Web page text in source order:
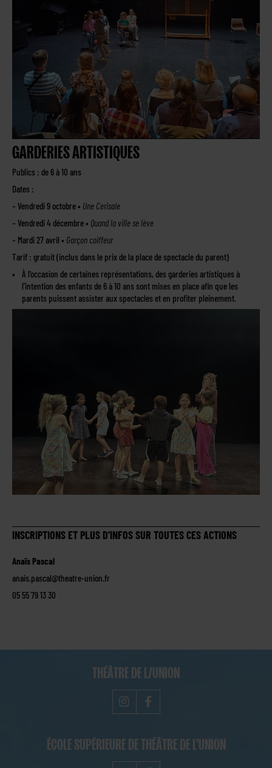
GARDERIES ARTISTIQUES
Publics : de 6 à 10 ans
Dates :
– Vendredi 9 octobre • Une Cerisaie
– Vendredi 4 décembre • Quand la ville se lève
– Mardi 27 avril • Garçon coiffeur
Tarif : gratuit (inclus dans le prix de la place de spectacle du parent)
À l’occasion de certaines représentations, des garderies artistiques à
l’intention des enfants de 6 à 10 ans sont mises en place afin que les
parents puissent assister aux spectacles et en profiter pleinement.
INSCRIPTIONS ET PLUS D’INFOS SUR TOUTES CES ACTIONS
Anaïs Pascal
anais.pascal@theatre-union.fr
05 55 79 13 30
THÉÂTRE DE L/UNION
ÉCOLE SUPÉRIEURE DE THÉÂTRE DE L'UNION